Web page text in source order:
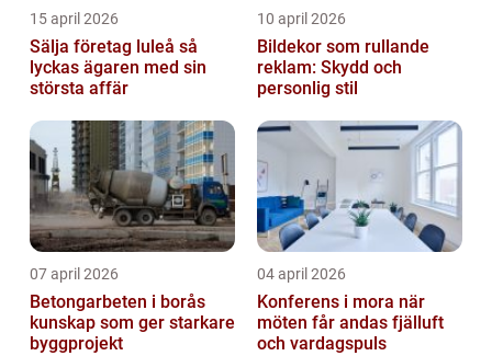
15 april 2026
Sälja företag luleå så
lyckas ägaren med sin
största affär
10 april 2026
Bildekor som rullande
reklam: Skydd och
personlig stil
07 april 2026
Betongarbeten i borås
kunskap som ger starkare
byggprojekt
04 april 2026
Konferens i mora när
möten får andas fjälluft
och vardagspuls